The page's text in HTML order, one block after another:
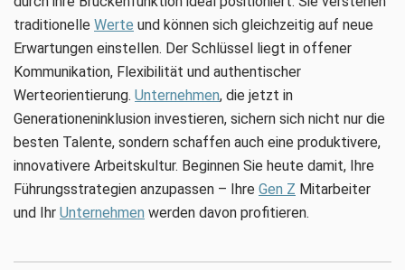
traditionelle Werte und können sich gleichzeitig auf neue
Erwartungen einstellen. Der Schlüssel liegt in offener
Kommunikation, Flexibilität und authentischer
Werteorientierung. Unternehmen, die jetzt in
Generationeninklusion investieren, sichern sich nicht nur die
besten Talente, sondern schaffen auch eine produktivere,
innovativere Arbeitskultur. Beginnen Sie heute damit, Ihre
Führungsstrategien anzupassen – Ihre Gen Z Mitarbeiter
und Ihr Unternehmen werden davon profitieren.